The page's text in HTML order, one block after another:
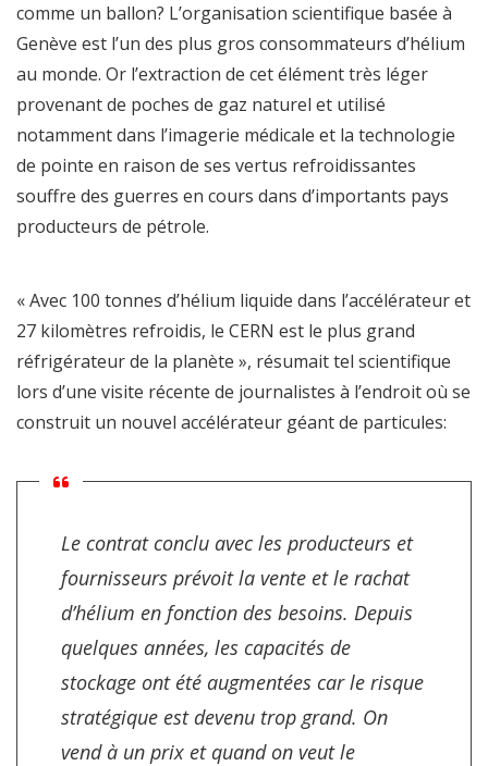
comme un ballon? L’organisation scientifique basée à
Genève est l’un des plus gros consommateurs d’hélium
au monde. Or l’extraction de cet élément très léger
provenant de poches de gaz naturel et utilisé
notamment dans l’imagerie médicale et la technologie
de pointe en raison de ses vertus refroidissantes
souffre des guerres en cours dans d’importants pays
producteurs de pétrole.
« Avec 100 tonnes d’hélium liquide dans l’accélérateur et
27 kilomètres refroidis, le CERN est le plus grand
réfrigérateur de la planète », résumait tel scientifique
lors d’une visite récente de journalistes à l’endroit où se
construit un nouvel accélérateur géant de particules:
Le contrat conclu avec les producteurs et
fournisseurs prévoit la vente et le rachat
d’hélium en fonction des besoins. Depuis
quelques années, les capacités de
stockage ont été augmentées car le risque
stratégique est devenu trop grand. On
vend à un prix et quand on veut le